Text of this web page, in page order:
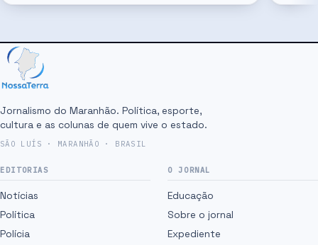
Jornalismo do Maranhão. Política, esporte,
cultura e as colunas de quem vive o estado.
SÃO LUÍS · MARANHÃO · BRASIL
EDITORIAS
Notícias
Política
Polícia
O JORNAL
Educação
Sobre o jornal
Expediente